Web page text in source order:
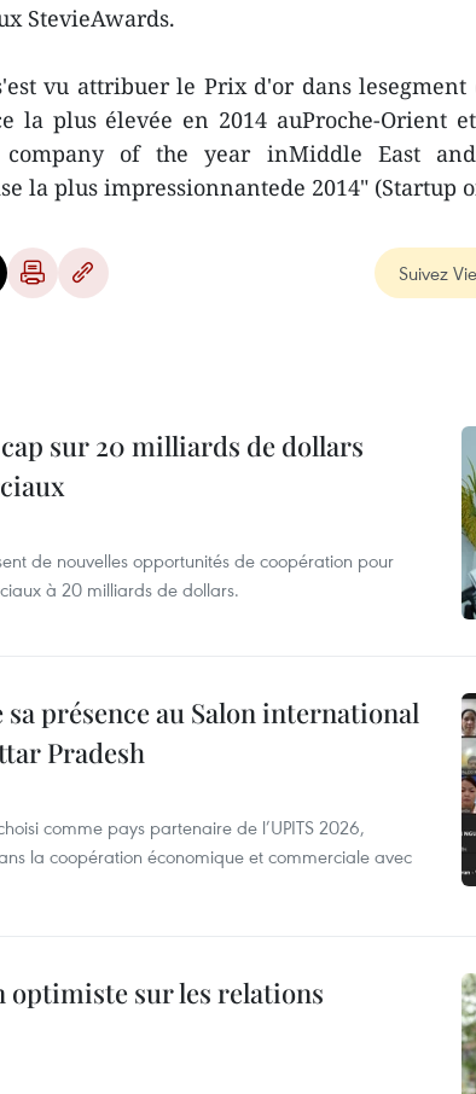
StevieAwards.
vu attribuer le Prix d'or dans
la plus élevée en 2014 auProche-Orient
company of the year inMiddle East
la plus impressionnantede 2014" (Startup
Suivez
sur 20 milliards de dollars
de nouvelles opportunités de coopération pour
à 20 milliards de dollars.
présence au Salon international
Pradesh
comme pays partenaire de l’UPITS 2026,
la coopération économique et commerciale avec
optimiste sur les relations